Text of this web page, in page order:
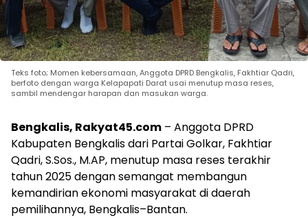
Teks foto; Momen kebersamaan, Anggota DPRD Bengkalis, Fakhtiar Qadri,
berfoto dengan warga Kelapapati Darat usai menutup masa reses,
sambil mendengar harapan dan masukan warga.
Bengkalis, Rakyat45.com – Anggota DPRD
Kabupaten Bengkalis dari Partai Golkar, Fakhtiar
Qadri, S.Sos., M.AP, menutup masa reses terakhir
tahun 2025 dengan semangat membangun
kemandirian ekonomi masyarakat di daerah
pemilihannya, Bengkalis–Bantan.